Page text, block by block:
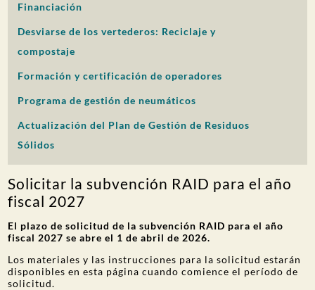
Financiación
Desviarse de los vertederos: Reciclaje y
compostaje
Formación y certificación de operadores
Programa de gestión de neumáticos
Actualización del Plan de Gestión de Residuos
Sólidos
Solicitar la subvención RAID para el año
fiscal 2027
El plazo de solicitud de la subvención RAID para el año
fiscal 2027 se abre el 1 de abril de 2026.
Los materiales y las instrucciones para la solicitud estarán
disponibles en esta página cuando comience el período de
solicitud.